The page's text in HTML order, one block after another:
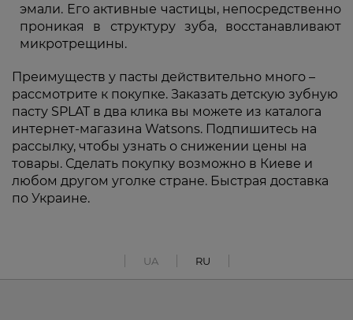
эмали. Его активные частицы, непосредственно
проникая в структуру зуба, восстанавливают
микротрещины.
Преимуществ у пасты действительно много –
рассмотрите к покупке. Заказать детскую зубную
пасту SPLAT в два клика вы можете из каталога
интернет-магазина Watsons. Подпишитесь на
рассылку, чтобы узнать о снижении цены на
товары. Сделать покупку возможно в Киеве и
любом другом уголке стране. Быстрая доставка
по Украине.
UA RU